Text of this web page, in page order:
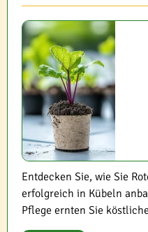
Entdecken Sie, wie Sie
erfolgreich in Kübeln
Pflege ernten Sie